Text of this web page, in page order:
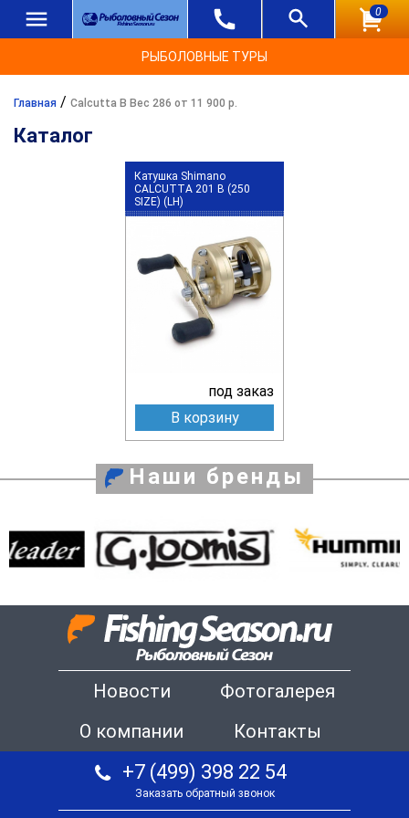
0
РЫБОЛОВНЫЕ ТУРЫ
Главная / Calcutta B Вес 286 от 11 900 р.
Каталог
Катушка Shimano
CALCUTTA 201 B (250
SIZE) (LH)
под заказ
В корзину
Наши бренды
Новости
Фотогалерея
О компании
Контакты
+7 (499) 398 22 54
Заказать обратный звонок